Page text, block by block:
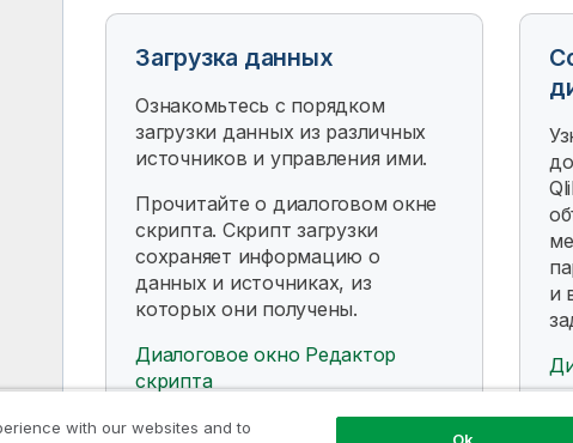
Загрузка данных
Ознакомьтесь с порядком
загрузки данных из различных
источников и управления ими.
Прочитайте о диалоговом окне
скрипта. Скрипт загрузки
сохраняет информацию о
данных и источниках, из
которых они получены.
Диалоговое окно Редактор
скрипта
и
with our websites and to